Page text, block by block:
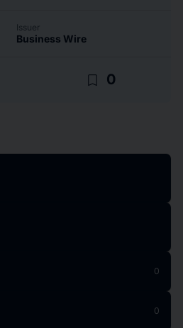
Issuer
Business Wire
bookmark_border 0
0
0